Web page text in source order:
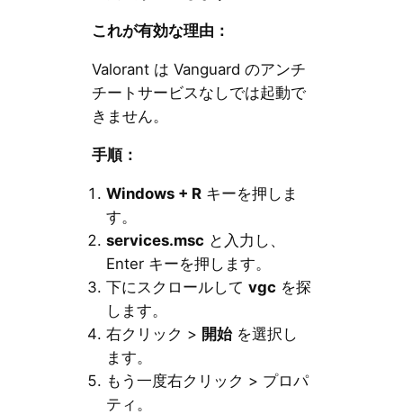
これが有効な理由：
Valorant は Vanguard のアンチ
チートサービスなしでは起動で
きません。
手順：
Windows + Rキーを押しま
す。
services.msc と入力し、
Enter キーを押します。
下にスクロールして vgc を探
します。
右クリック > 開始を選択し
ます。
もう一度右クリック > プロパ
ティ。